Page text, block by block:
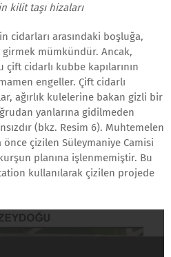
kilit taşı hizaları
cidarları arasındaki boşluğa,
girmek mümkündür. Ancak,
cidarlı kubbe kapılarının
engeller. Çift cidarlı
ağırlık kulelerine bakan gizli bir
yanlarına gidilmeden
(bkz. Resim 6). Muhtemelen
çizilen Süleymaniye Camisi
planına işlenmemiştir. Bu
kullanılarak çizilen projede